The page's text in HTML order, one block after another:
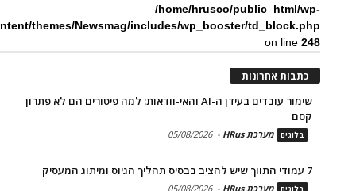
/home/hrusco/public_html/wp-
themes/Newsmag/includes/wp_booster/td_block.php
on line248
כתבות אחרונות
שימור עובדים בעידן ה-AI והאי-וודאות: למה פיטורים הם לא פתרון
קסם
בלוגים מערכת HRus -
05/08/2026
7 עמודי התווך שיש להציב בבסיס תהליך הגיוס ומיתוג המעסיק
בלוגים מערכת HRus -
05/08/2026